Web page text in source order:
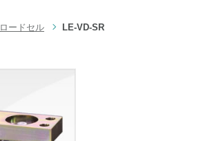
ロードセル LE-VD-SR